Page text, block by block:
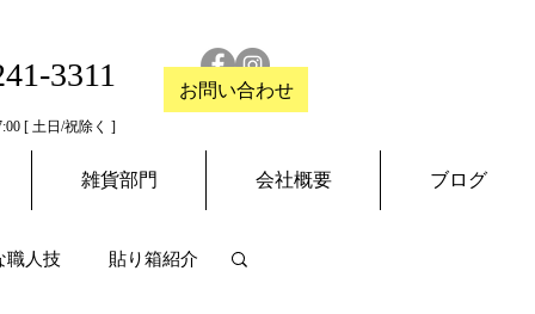
3311
[ 土日/祝除く ]
お問い合わせ
雑貨部門 会社概要 ブログ
職人技 貼り箱紹介